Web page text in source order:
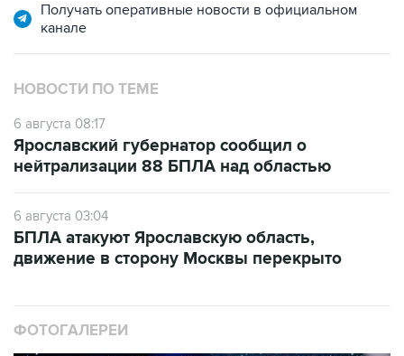
Получать оперативные новости в официальном
канале
НОВОСТИ ПО ТЕМЕ
6 августа 08:17
Ярославский губернатор сообщил о
нейтрализации 88 БПЛА над областью
6 августа 03:04
БПЛА атакуют Ярославскую область,
движение в сторону Москвы перекрыто
ФОТОГАЛЕРЕИ